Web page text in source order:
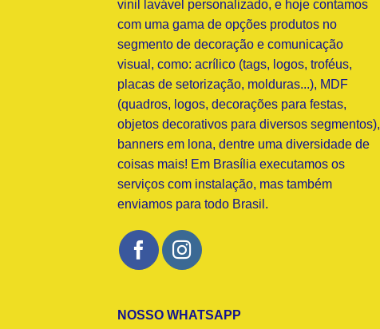
vinil lavável personalizado, e hoje contamos
com uma gama de opções produtos no
segmento de decoração e comunicação
visual, como: acrílico (tags, logos, troféus,
placas de setorização, molduras...), MDF
(quadros, logos, decorações para festas,
objetos decorativos para diversos segmentos),
banners em lona, dentre uma diversidade de
coisas mais! Em Brasília executamos os
serviços com instalação, mas também
enviamos para todo Brasil.
NOSSO WHATSAPP